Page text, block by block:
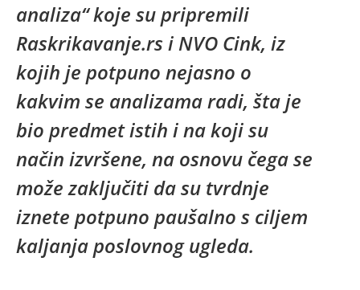
analiza“ koje su pripremili
Raskrikavanje.rs i NVO Cink, iz
kojih je potpuno nejasno o
kakvim se analizama radi, šta je
bio predmet istih i na koji su
način izvršene, na osnovu čega se
može zaključiti da su tvrdnje
iznete potpuno paušalno s ciljem
kaljanja poslovnog ugleda.